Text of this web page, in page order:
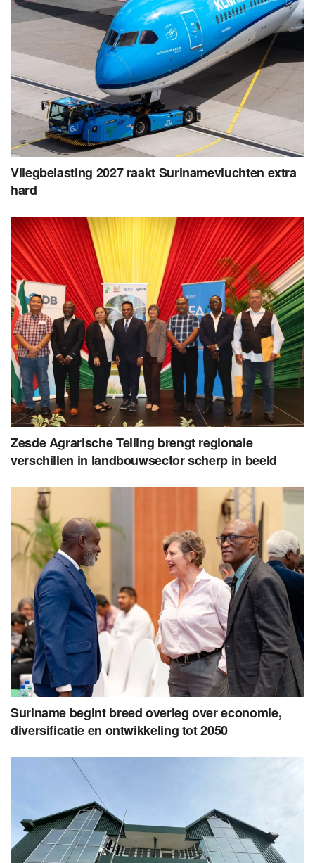
Vliegbelasting 2027 raakt Surinamevluchten extra
hard
Zesde Agrarische Telling brengt regionale
verschillen in landbouwsector scherp in beeld
Suriname begint breed overleg over economie,
diversificatie en ontwikkeling tot 2050